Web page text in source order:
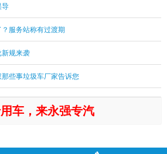
导
服务站称有过渡期
规来袭
些事垃圾车厂家告诉您
车，来永强专汽